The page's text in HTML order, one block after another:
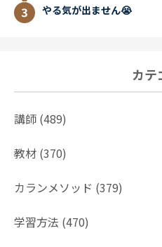
やる気が出ません😭
カテ
講師 (489)
教材 (370)
カランメソッド (379)
学習方法 (470)